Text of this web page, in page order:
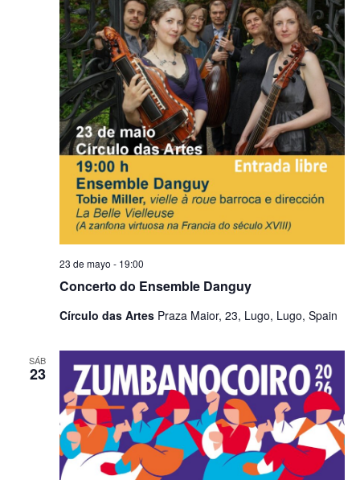
Concerto do Ensemble Danguy
23 de mayo - 19:00
Círculo das Artes Praza Maior, 23, Lugo, Lugo, Spain
SÁB
23